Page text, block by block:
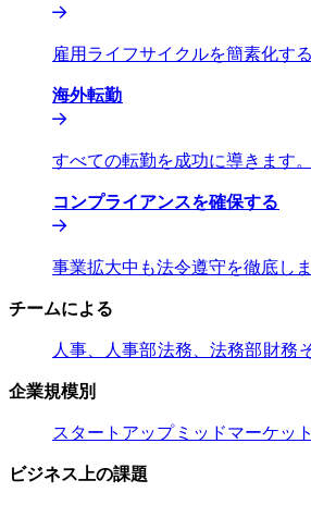
雇用ライフサイクルを簡素化する
海外転勤​​
すべての転勤を成功に導きます。​​
コンプライアンスを確保する​​
事業拡大中も法令遵守を徹底し
チームによる​​
人事、人事部​​法務、法務部​​財務​​
企業規模別​​
スタートアップ​​ ミッドマーケット​​
ビジネス上の課題​​